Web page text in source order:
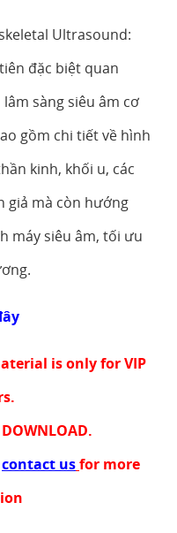
Ultrasound:
đặc biệt quan
sàng siêu âm cơ
gồm chi tiết về hình
kinh, khối u, các
giả mà còn hướng
máy siêu âm, tối ưu
is only for VIP
contact usfor more